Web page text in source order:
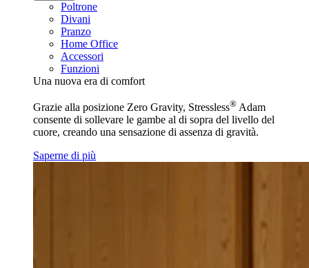
Poltrone
Divani
Pranzo
Home Office
Accessori
Funzioni
Una nuova era di comfort
Grazie alla posizione Zero Gravity, Stressless® Adam
consente di sollevare le gambe al di sopra del livello del
cuore, creando una sensazione di assenza di gravità.
Saperne di più